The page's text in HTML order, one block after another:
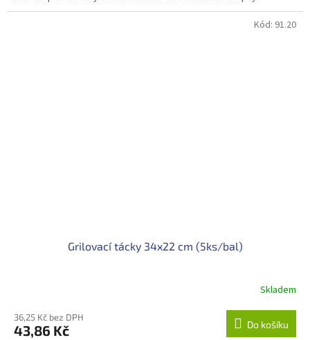
Grilovací tácky 34x22 cm (5ks/bal)
Skladem
36,25 Kč bez DPH
43,86 Kč Do košíku
Kód: 91.20